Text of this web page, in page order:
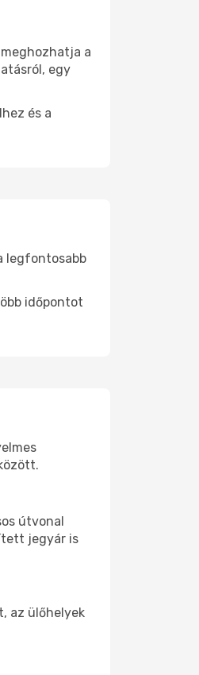
a
egy
és a
legfontosabb
időpontot
útvonal
jegyár is
az ülőhelyek